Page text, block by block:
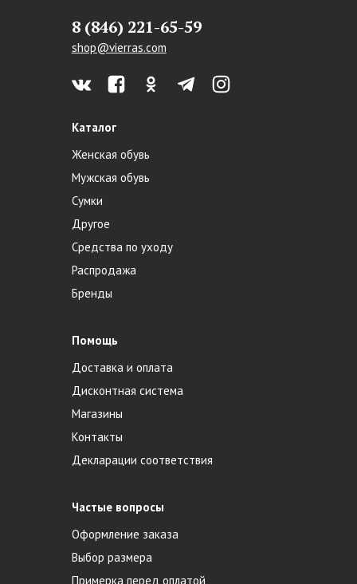
8 (846) 221-65-59
shop@vierras.com
Каталог
Женская обувь
Мужская обувь
Сумки
Другое
Средства по уходу
Распродажа
Бренды
Помощь
Доставка и оплата
Дисконтная система
Магазины
Контакты
Декларации соответствия
Частые вопросы
Оформление заказа
Выбор размера
Примерка перед оплатой